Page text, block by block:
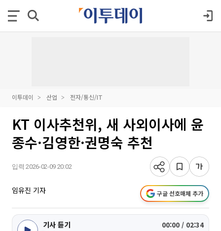
이투데이 산업 전자/통신/IT
KT 이사추천위, 새 사외이사에 윤
종수·김영한·권명숙 추천
입력 2026-02-09 20:02
임유진 기자 구글 선호매체 추가
기사 듣기 00:00 / 02:34